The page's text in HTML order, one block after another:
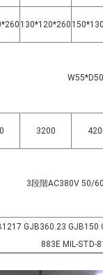
130*120*260
3200
3段階AC380V 50/
GJB360.23 GJB150
883E MIL-STD-